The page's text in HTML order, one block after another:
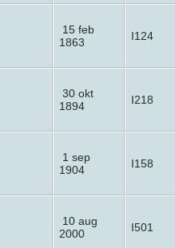
15 feb
1863
I124
30 okt
1894
I218
1 sep
1904
I158
10 aug
2000
I501